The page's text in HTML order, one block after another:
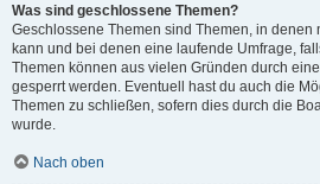
Was sind geschlossene Themen?
Geschlossene Themen sind Themen, in denen
kann und bei denen eine laufende Umfrage,
Themen können aus vielen Gründen durch
gesperrt werden. Eventuell hast du auch die
Themen zu schließen, sofern dies durch die
wurde.
Nach oben